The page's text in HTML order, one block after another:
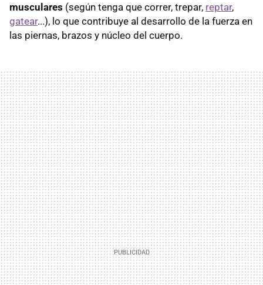
musculares (según tenga que correr, trepar, reptar,
gatear...), lo que contribuye al desarrollo de la fuerza en
las piernas, brazos y núcleo del cuerpo.